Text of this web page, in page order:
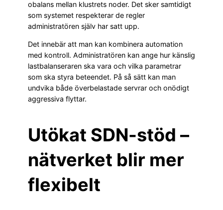
obalans mellan klustrets noder. Det sker samtidigt
som systemet respekterar de regler
administratören själv har satt upp.
Det innebär att man kan kombinera automation
med kontroll. Administratören kan ange hur känslig
lastbalanseraren ska vara och vilka parametrar
som ska styra beteendet. På så sätt kan man
undvika både överbelastade servrar och onödigt
aggressiva flyttar.
Utökat SDN-stöd –
nätverket blir mer
flexibelt